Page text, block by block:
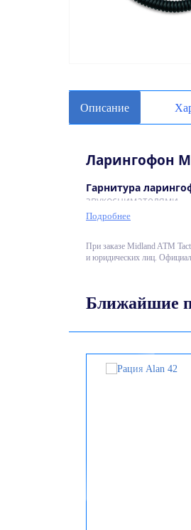
Описание
Ларингофон
Гарнитура
звукоснимателями.
Звукосниматели
Крупная кнопка PTT
Разъем двух
Подробнее
При заказе Midland ATM
и юридических лиц.
Ближайшие